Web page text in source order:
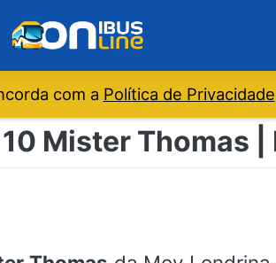
com a Política de Privacidade
Mister Thomas